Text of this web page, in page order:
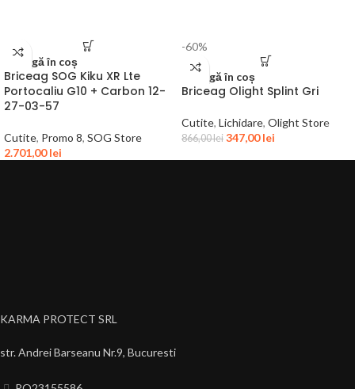
Adaugă în coș
Briceag SOG Kiku XR Lte
Portocaliu G10 + Carbon 12-
27-03-57
Cutite, Promo 8, SOG Store
2.701,00lei
-60%
Adaugă în coș
Briceag Olight Splint Gri
Cutite, Lichidare, Olight Store
866,00lei 347,00lei
KARMA PROTECT SRL
str. Andrei Barseanu Nr.9, Bucuresti